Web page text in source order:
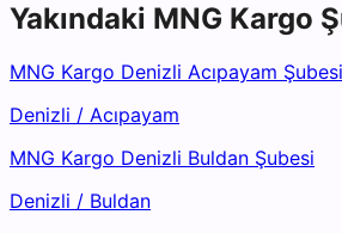
Yakındaki MNG Kargo
MNG Kargo Denizli Acıpayam Şubesi
Denizli / Acıpayam
MNG Kargo Denizli Buldan Şubesi
Denizli / Buldan